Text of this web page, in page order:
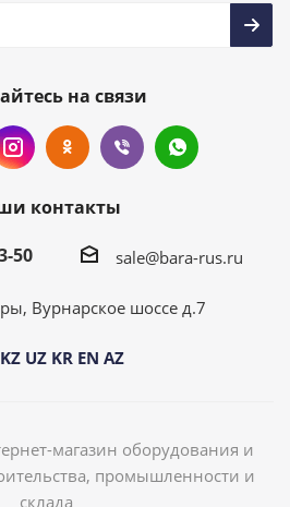
на связи
контакты
50
sale@bara-rus.ru
Вурнарское шоссе д.7
KZ UZ KR EN AZ
магазин оборудования и
промышленности и
склада